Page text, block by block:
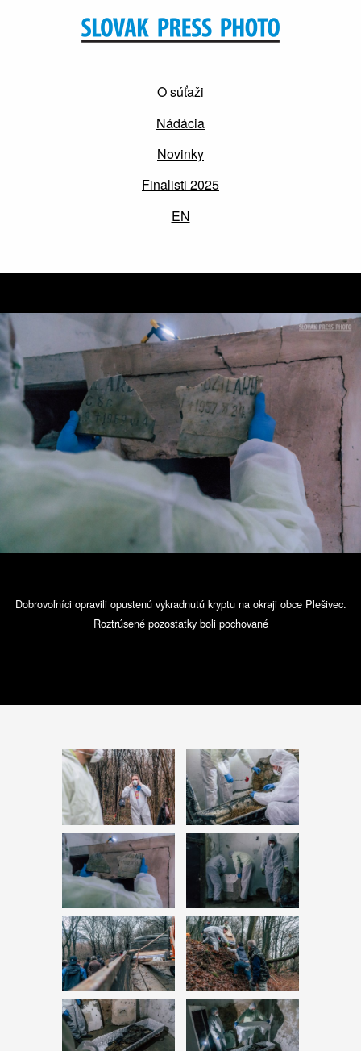
O súťaži
Nádácia
Novinky
Finalisti 2025
EN
Dobrovoľníci opravili opustenú vykradnutú kryptu na okraji obce Plešivec.
Roztrúsené pozostatky boli pochované